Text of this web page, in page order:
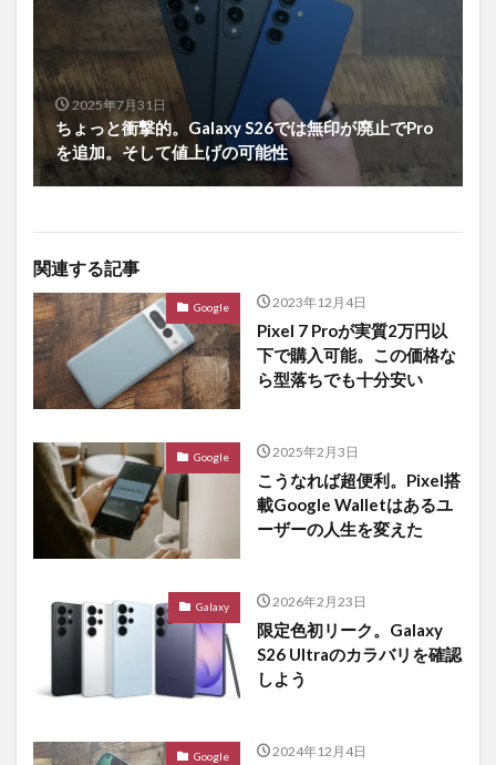
2025年7月31日
ちょっと衝撃的。Galaxy S26では無印が廃止でPro
を追加。そして値上げの可能性
関連する記事
Google 2023年12月4日
Pixel 7 Proが実質2万円以
下で購入可能。この価格な
ら型落ちでも十分安い
Google 2025年2月3日
こうなれば超便利。Pixel搭
載Google Walletはあるユ
ーザーの人生を変えた
Galaxy 2026年2月23日
限定色初リーク。Galaxy
S26 Ultraのカラバリを確認
しよう
Google 2024年12月4日